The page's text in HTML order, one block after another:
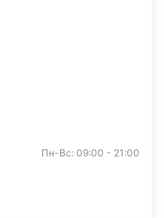
Пн-Вс: 09:00 - 21:00